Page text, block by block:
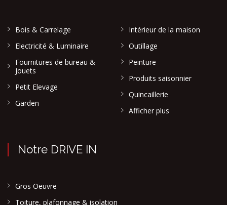
Bois & Carrelage
Electricité & Luminaire
Fournitures de bureau &
Jouets
Petit Elevage
Garden
Intérieur de la maison
Outillage
Peinture
Produits saisonnier
Quincaillerie
Afficher plus
Notre DRIVE IN
Gros Oeuvre
Toiture, plafonnage & isolation